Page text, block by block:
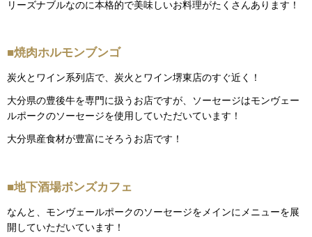
リーズナブルなのに本格的で美味しいお料理がたくさんあります！
■焼肉ホルモンブンゴ
炭火とワイン系列店で、炭火とワイン堺東店のすぐ近く！
大分県の豊後牛を専門に扱うお店ですが、ソーセージはモンヴェー
ルポークのソーセージを使用していただいています！
大分県産食材が豊富にそろうお店です！
■地下酒場ボンズカフェ
なんと、モンヴェールポークのソーセージをメインにメニューを展
開していただいています！